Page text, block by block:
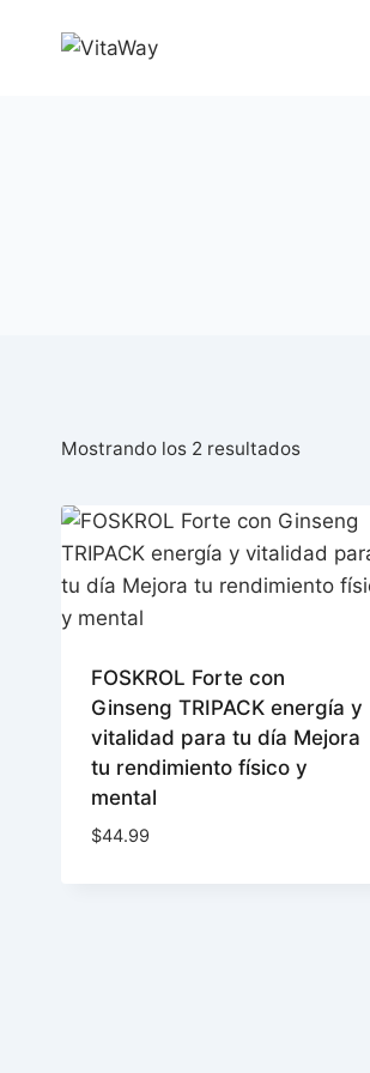
Mostrando los 2 resultados
FOSKROL Forte con
Ginseng TRIPACK energía y
vitalidad para tu día Mejora
tu rendimiento físico y
mental
$44.99